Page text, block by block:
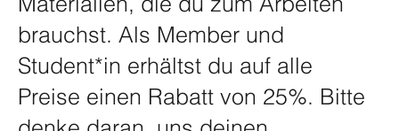
brauchst. Als Member und
Student*in erhältst du auf alle
Preise einen Rabatt von 25%. Bitte